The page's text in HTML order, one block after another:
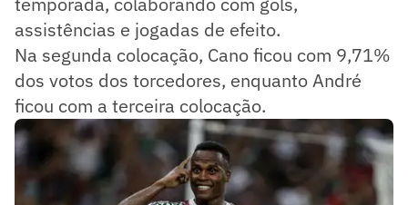
assistências e jogadas de efeito.
Na segunda colocação, Cano ficou com 9,71%
dos votos dos torcedores, enquanto André
ficou com a terceira colocação.